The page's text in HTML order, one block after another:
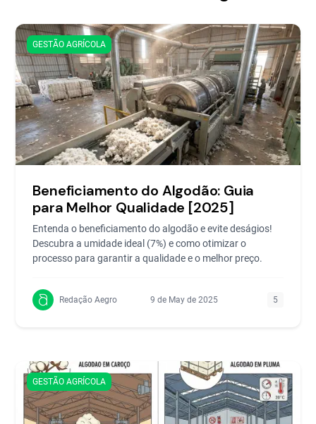
GESTÃO AGRÍCOLA
Beneficiamento do Algodão: Guia
para Melhor Qualidade [2025]
Entenda o beneficiamento do algodão e evite deságios!
Descubra a umidade ideal (7%) e como otimizar o
processo para garantir a qualidade e o melhor preço.
Redação Aegro 9 de May de 2025 5
GESTÃO AGRÍCOLA